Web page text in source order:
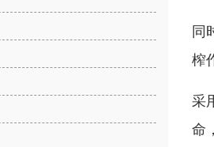
同
榨
采
命